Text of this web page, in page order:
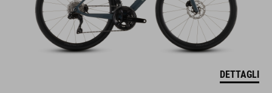
DETTAGLI